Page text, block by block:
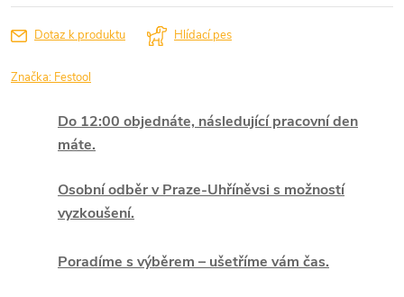
Dotaz k produktu Hlídací pes
Značka: Festool
Do 12:00 objednáte, následující pracovní den
máte.
Osobní odběr v Praze-Uhříněvsi s možností
vyzkoušení.
Poradíme s výběrem – ušetříme vám čas.